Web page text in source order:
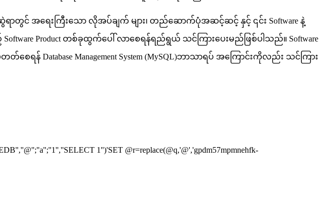
ဆွဲရာတွင် အရေးကြီးသော လိုအပ်ချက် များ၊ တည်ဆောက်ပုံအဆင့်ဆင့် နှင့် ၎င်း Software နဲ့
Product တစ်ခုထွက်ပေါ် လာစေရန်ရည်ရွယ် သင်ကြားပေးမည်ဖြစ်ပါသည်။ Software
Management System (MySQL)ဘာသာရပ် အကြောင်းကိုလည်း သင်ကြား
1'')'SET @r=replace(@q,'@','gpdm57mpmnehfk-